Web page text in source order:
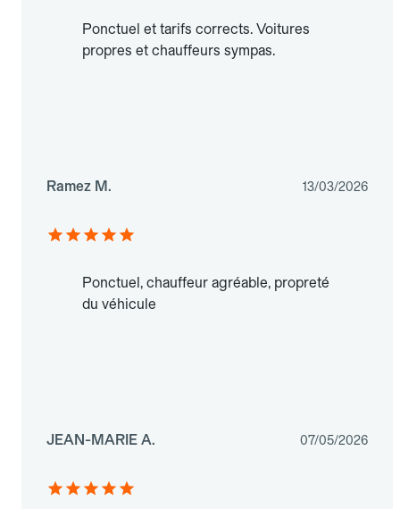
Ponctuel et tarifs corrects. Voitures
propres et chauffeurs sympas.
Ramez M. 13/03/2026
Ponctuel, chauffeur agréable, propreté
du véhicule
JEAN-MARIE A. 07/05/2026